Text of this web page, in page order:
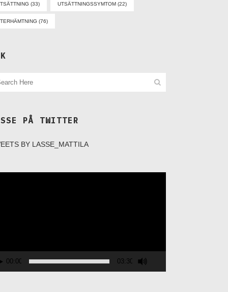
(33) UTSÄTTNINGSSYMTOM (22)
(76)
PÅ TWITTER
BY LASSE_MATTILA
00:00 03:30